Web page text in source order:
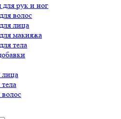
рук и ног
волос
лица
макияжа
тела
лица